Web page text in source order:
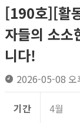
[190호][활
자들의 소소
니다!
2026-05-08 오
기간 4월